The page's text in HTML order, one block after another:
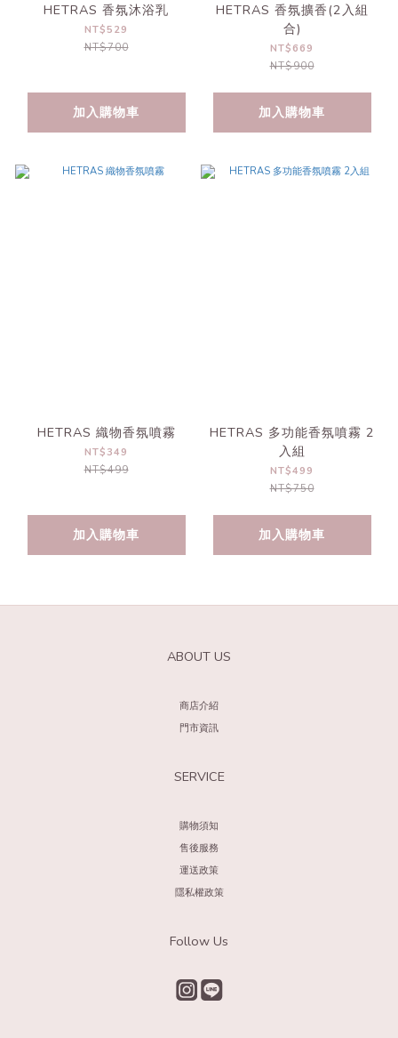
HETRAS 香氛沐浴乳
NT$529
NT$700
加入購物車
HETRAS 香氛擴香(2入組
合)
NT$669
NT$900
加入購物車
HETRAS 織物香氛噴霧
NT$349
NT$499
加入購物車
HETRAS 多功能香氛噴霧 2
入組
NT$499
NT$750
加入購物車
ABOUT US
商店介紹
門市資訊
SERVICE
購物須知
售後服務
運送政策
隱私權政策
Follow Us